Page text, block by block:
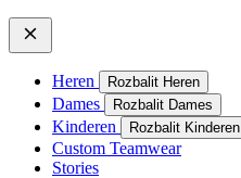
Heren Rozbalit Heren
Dames Rozbalit Dames
Kinderen Rozbalit Kinderen
Custom Teamwear
Stories